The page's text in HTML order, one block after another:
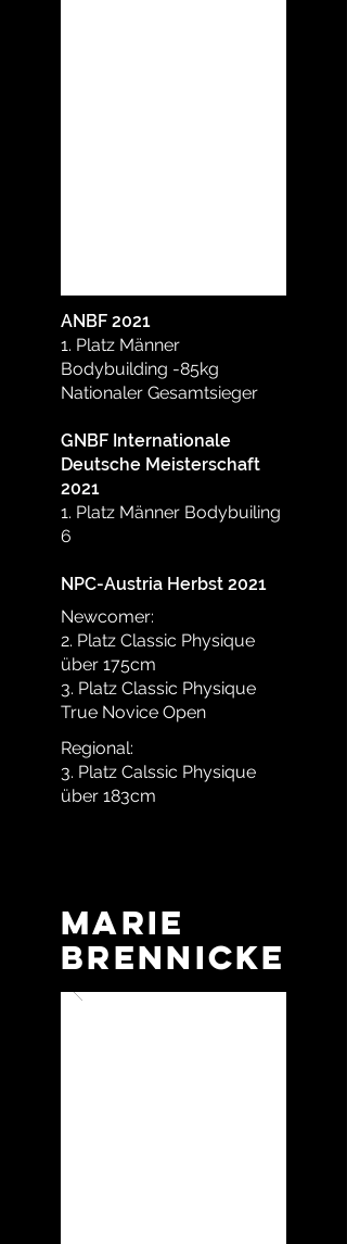
ANBF 2021
1. Platz Männer
Bodybuilding -85kg
Nationaler Gesamtsieger
GNBF Internationale
Deutsche Meisterschaft
2021
1. Platz Männer Bodybuiling
6
NPC-Austria Herbst 2021
Newcomer:
2. Platz Classic Physique
über 175cm
3. Platz Classic Physique
True Novice Open
Regional:
3. Platz Calssic Physique
über 183cm
Marie
Brennicke